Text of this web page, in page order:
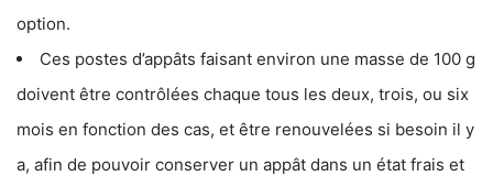
option.
Ces postes d’appâts faisant environ une masse de 100 g
doivent être contrôlées chaque tous les deux, trois, ou six
mois en fonction des cas, et être renouvelées si besoin il y
a, afin de pouvoir conserver un appât dans un état frais et